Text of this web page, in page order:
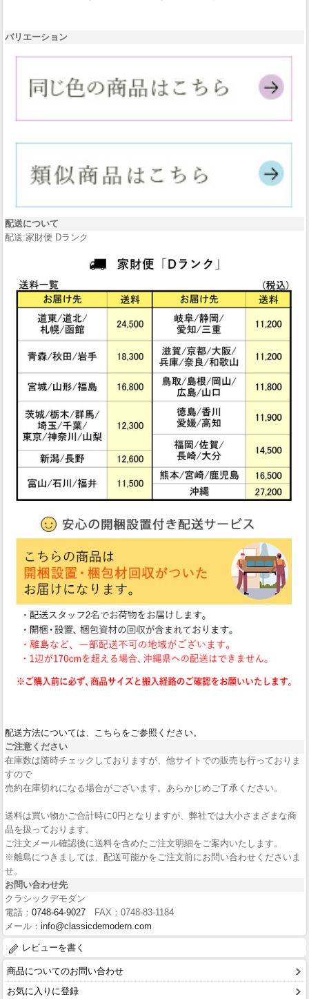
バリエーション
配送について
配送:家財便 Dランク
配送方法については、こちらをご参照ください。
ご注意ください
在庫数は随時チェックしておりますが、他サイトでの販売も行っておりま
すので
売約在庫切れになる場合がございます。あらかじめご了承ください。
送料は買い物かご合計時に0円となりますが、弊社では大小さまざまな商
品を扱っております。
ご注文メール確認後に送料を含めたご注文明細をご案内いたします。
※離島につきましては、配送可能かをご注文前にお問い合わせくださいま
せ。
お問い合わせ先
クラシックデモダン
電話： 0748-64-9027 FAX：0748-83-1184
メール： info@classicdemodern.com
レビューを書く
商品についてのお問い合わせ
お気に入りに登録